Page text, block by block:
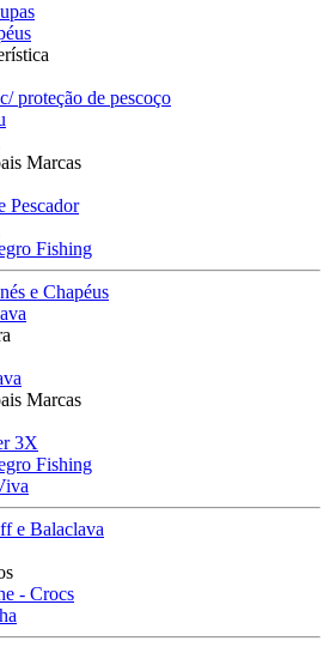
proteção de pescoço
Marcas
Pescador
Fishing
e Chapéus
Marcas
3X
Fishing
e Balaclava
- Crocs